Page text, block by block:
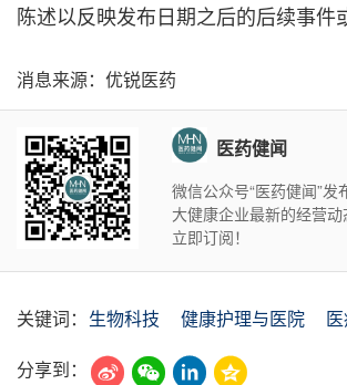
陈述以反映发布日期之后的后续事件
消息来源：优锐医药
医药健闻
微信公众号“医药健闻”发
大健康企业最新的经营动
立即订阅！
关键词： 生物科技 健康护理与医院
分享到：